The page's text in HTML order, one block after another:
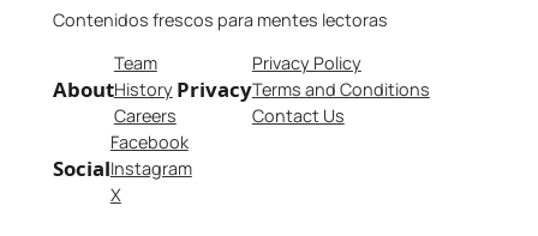
Contenidos frescos para mentes lectoras
About
Team
History
Careers
Privacy
Privacy Policy
Terms and Conditions
Contact Us
Social
Facebook
Instagram
X